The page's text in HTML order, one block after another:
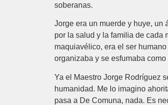
soberanas.
Jorge era un muerde y huye, un
por la salud y la familia de cada
maquiavélico, era el ser
organizaba y se esfumaba
Ya el Maestro Jorge Rodríguez
humanidad. Me lo imagino
pasa a De Comuna, nada. Es